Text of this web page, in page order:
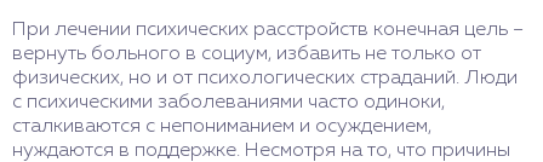
При лечении психических расстройств конечная цель –
вернуть больного в социум, избавить не только от
физических, но и от психологических страданий. Люди
с психическими заболеваниями часто одиноки,
сталкиваются с непониманием и осуждением,
нуждаются в поддержке. Несмотря на то, что причины